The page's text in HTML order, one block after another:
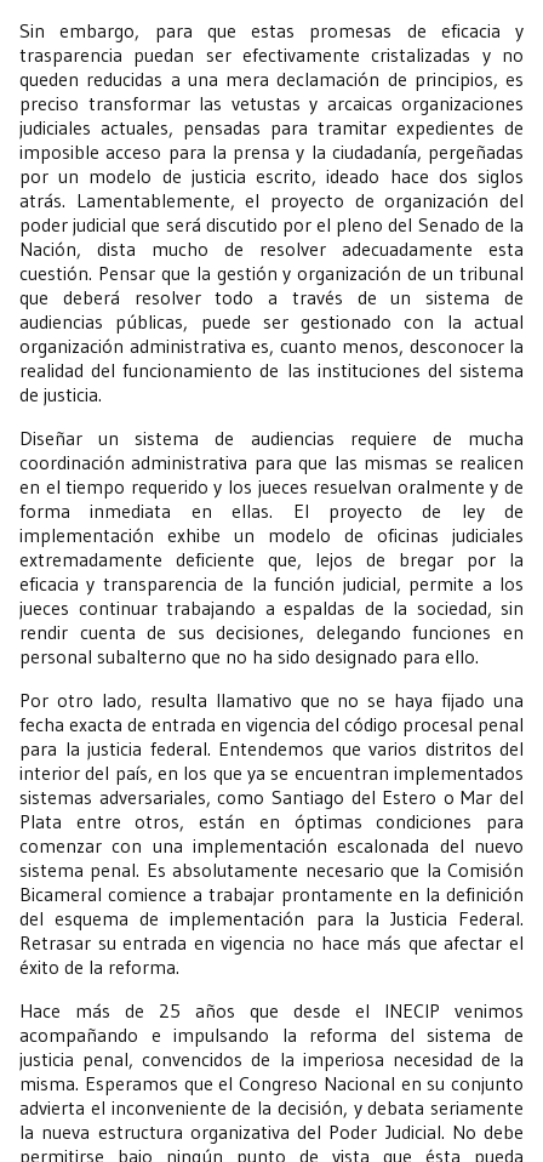
Sin embargo, para que estas promesas de eficacia y
trasparencia puedan ser efectivamente cristalizadas y no
queden reducidas a una mera declamación de principios, es
preciso transformar las vetustas y arcaicas organizaciones
judiciales actuales, pensadas para tramitar expedientes de
imposible acceso para la prensa y la ciudadanía, pergeñadas
por un modelo de justicia escrito, ideado hace dos siglos
atrás. Lamentablemente, el proyecto de organización del
poder judicial que será discutido por el pleno del Senado de la
Nación, dista mucho de resolver adecuadamente esta
cuestión. Pensar que la gestión y organización de un tribunal
que deberá resolver todo a través de un sistema de
audiencias públicas, puede ser gestionado con la actual
organización administrativa es, cuanto menos, desconocer la
realidad del funcionamiento de las instituciones del sistema
de justicia.
Diseñar un sistema de audiencias requiere de mucha
coordinación administrativa para que las mismas se realicen
en el tiempo requerido y los jueces resuelvan oralmente y de
forma inmediata en ellas. El proyecto de ley de
implementación exhibe un modelo de oficinas judiciales
extremadamente deficiente que, lejos de bregar por la
eficacia y transparencia de la función judicial, permite a los
jueces continuar trabajando a espaldas de la sociedad, sin
rendir cuenta de sus decisiones, delegando funciones en
personal subalterno que no ha sido designado para ello.
Por otro lado, resulta llamativo que no se haya fijado una
fecha exacta de entrada en vigencia del código procesal penal
para la justicia federal. Entendemos que varios distritos del
interior del país, en los que ya se encuentran implementados
sistemas adversariales, como Santiago del Estero o Mar del
Plata entre otros, están en óptimas condiciones para
comenzar con una implementación escalonada del nuevo
sistema penal. Es absolutamente necesario que la Comisión
Bicameral comience a trabajar prontamente en la definición
del esquema de implementación para la Justicia Federal.
Retrasar su entrada en vigencia no hace más que afectar el
éxito de la reforma.
Hace más de 25 años que desde el INECIP venimos
acompañando e impulsando la reforma del sistema de
justicia penal, convencidos de la imperiosa necesidad de la
misma. Esperamos que el Congreso Nacional en su conjunto
advierta el inconveniente de la decisión, y debata seriamente
la nueva estructura organizativa del Poder Judicial. No debe
permitirse bajo ningún punto de vista que ésta pueda